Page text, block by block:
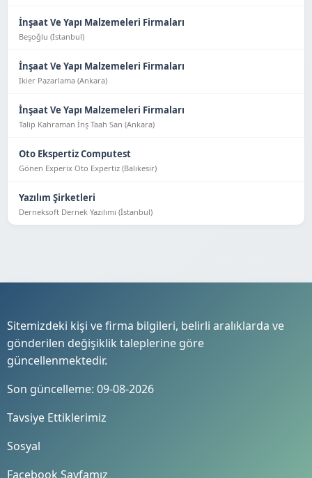
İnşaat Ve Yapı Malzemeleri Firmaları
Beşoğlu (İstanbul)
İnşaat Ve Yapı Malzemeleri Firmaları
İkier Pazarlama (Ankara)
İnşaat Ve Yapı Malzemeleri Firmaları
Talip Kahraman İnş Taah San (Ankara)
Oto Ekspertiz Computest
Gönen Experix Oto Expertiz (Balıkesir)
Yazılım Şirketleri
Derneksoft Dernek Yazılımı (İstanbul)
Sitemizdeki kişi ve firma bilgileri, belirli aralıklarda ve
gönderilen değişiklik taleplerine göre
güncellenmektedir.
Son güncelleme: 09-08-2026
Tavsiye Ettiklerimiz
Sosyal
Facebook Sayfamız